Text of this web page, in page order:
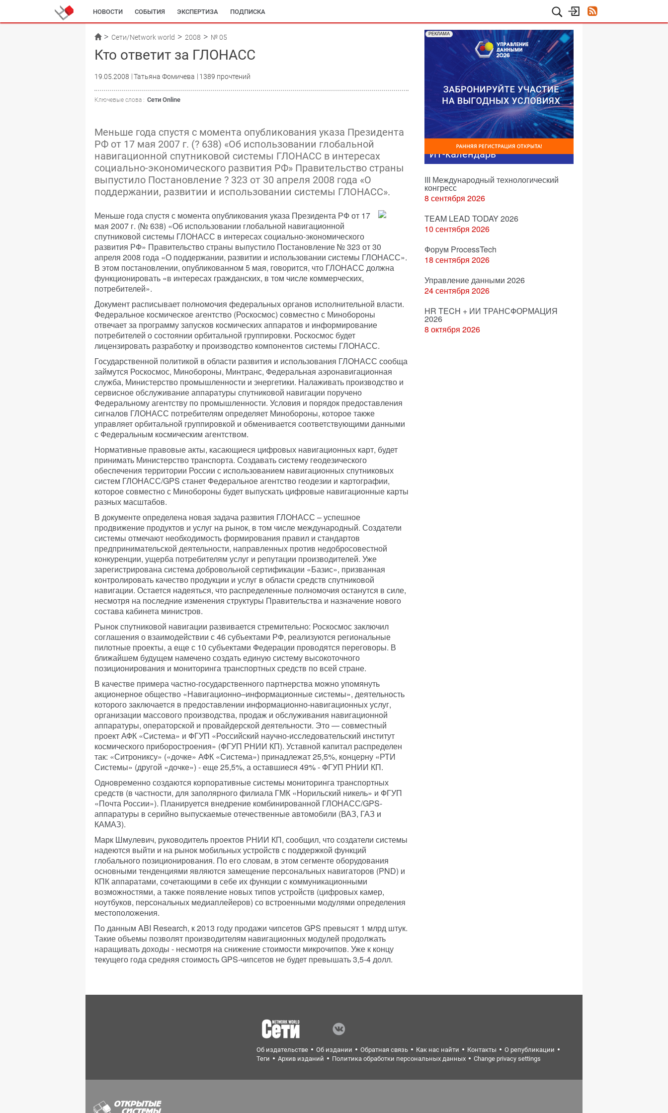
НОВОСТИ СОБЫТИЯ ЭКСПЕРТИЗА ПОДПИСКА
Сети/Network world 2008 № 05
Кто ответит за ГЛОНАСС
19.05.2008 Татьяна Фомичева 1389 прочтений
Ключевые слова : Сети Online
Меньше года спустя с момента опубликования указа Президента
РФ от 17 мая 2007 г. (? 638) «Об использовании глобальной
навигационной спутниковой системы ГЛОНАСС в интересах
социально-экономического развития РФ» Правительство страны
выпустило Постановление ? 323 от 30 апреля 2008 года «О
поддержании, развитии и использовании системы ГЛОНАСС».
Меньше года спустя с момента опубликования указа Президента РФ от 17
мая 2007 г. (№ 638) «Об использовании глобальной навигационной
спутниковой системы ГЛОНАСС в интересах социально-экономического
развития РФ» Правительство страны выпустило Постановление № 323 от 30
апреля 2008 года «О поддержании, развитии и использовании системы ГЛОНАСС».
В этом постановлении, опубликованном 5 мая, говорится, что ГЛОНАСС должна
функционировать «в интересах гражданских, в том числе коммерческих,
потребителей».
Документ расписывает полномочия федеральных органов исполнительной власти.
Федеральное космическое агентство (Роскосмос) совместно с Минобороны
отвечает за программу запусков космических аппаратов и информирование
потребителей о состоянии орбитальной группировки. Роскосмос будет
лицензировать разработку и производство компонентов системы ГЛОНАСС.
Государственной политикой в области развития и использования ГЛОНАСС сообща
займутся Роскосмос, Минобороны, Минтранс, Федеральная аэронавигационная
служба, Министерство промышленности и энергетики. Налаживать производство и
сервисное обслуживание аппаратуры спутниковой навигации поручено
Федеральному агентству по промышленности. Условия и порядок предоставления
сигналов ГЛОНАСС потребителям определяет Минобороны, которое также
управляет орбитальной группировкой и обменивается соответствующими данными
с Федеральным космическим агентством.
Нормативные правовые акты, касающиеся цифровых навигационных карт, будет
принимать Министерство транспорта. Создавать систему геодезического
обеспечения территории России с использованием навигационных спутниковых
систем ГЛОНАСС/GPS станет Федеральное агентство геодезии и картографии,
которое совместно с Минобороны будет выпускать цифровые навигационные карты
разных масштабов.
В документе определена новая задача развития ГЛОНАСС – успешное
продвижение продуктов и услуг на рынок, в том числе международный. Создатели
системы отмечают необходимость формирования правил и стандартов
предпринимательской деятельности, направленных против недобросовестной
конкуренции, ущерба потребителям услуг и репутации производителей. Уже
зарегистрирована система добровольной сертификации «Базис», призванная
контролировать качество продукции и услуг в области средств спутниковой
навигации. Остается надеяться, что распределенные полномочия останутся в силе,
несмотря на последние изменения структуры Правительства и назначение нового
состава кабинета министров.
Рынок спутниковой навигации развивается стремительно: Роскосмос заключил
соглашения о взаимодействии с 46 субъектами РФ, реализуются региональные
пилотные проекты, а еще с 10 субъектами Федерации проводятся переговоры. В
ближайшем будущем намечено создать единую систему высокоточного
позиционирования и мониторинга транспортных средств по всей стране.
В качестве примера частно-государственного партнерства можно упомянуть
акционерное общество «Навигационно–информационные системы», деятельность
которого заключается в предоставлении информационно-навигационных услуг,
организации массового производства, продаж и обслуживания навигационной
аппаратуры, операторской и провайдерской деятельности. Это — совместный
проект АФК «Система» и ФГУП «Российский научно-исследовательский институт
космического приборостроения» (ФГУП РНИИ КП). Уставной капитал распределен
так: «Ситрониксу» («дочке» АФК «Система») принадлежат 25,5%, концерну «РТИ
Системы» (другой «дочке») - еще 25,5%, а оставшиеся 49% - ФГУП РНИИ КП.
Одновременно создаются корпоративные системы мониторинга транспортных
средств (в частности, для заполярного филиала ГМК «Норильский никель» и ФГУП
«Почта России»). Планируется внедрение комбинированной ГЛОНАСС/GPS-
аппаратуры в серийно выпускаемые отечественные автомобили (ВАЗ, ГАЗ и
КАМАЗ).
Марк Шмулевич, руководитель проектов РНИИ КП, сообщил, что создатели системы
надеются выйти и на рынок мобильных устройств с поддержкой функций
глобального позиционирования. По его словам, в этом сегменте оборудования
основными тенденциями являются замещение персональных навигаторов (PND) и
КПК аппаратами, сочетающими в себе их функции c коммуникационными
возможностями, а также появление новых типов устройств (цифровых камер,
ноутбуков, персональных медиаплейеров) со встроенными модулями определения
местоположения.
По данным ABI Research, к 2013 году продажи чипсетов GPS превысят 1 млрд штук.
Такие объемы позволят производителям навигационных модулей продолжать
наращивать доходы - несмотря на снижение стоимости микрочипов. Уже к концу
текущего года средняя стоимость GPS-чипсетов не будет превышать 3,5-4 долл.
РЕКЛАМА
ИТ-календарь
III Международный технологический
конгресс
8 сентября 2026
TEAM LEAD TODAY 2026
10 сентября 2026
Форум ProcessTech
18 сентября 2026
Управление данными 2026
24 сентября 2026
HR TECH + ИИ ТРАНСФОРМАЦИЯ
2026
8 октября 2026
Об издательстве Об издании Обратная связь Как нас найти Контакты
О републикации
Теги
Архив изданий Политика обработки персональных данных Change privacy settings